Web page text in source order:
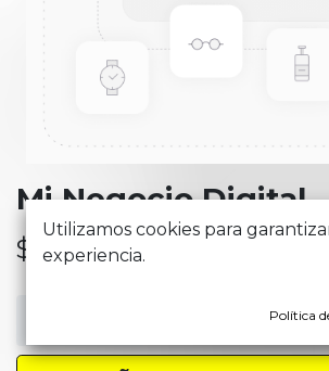
Mi Negocio Digital
$ 32,17
Utilizamos cookies para
experiencia.
Política